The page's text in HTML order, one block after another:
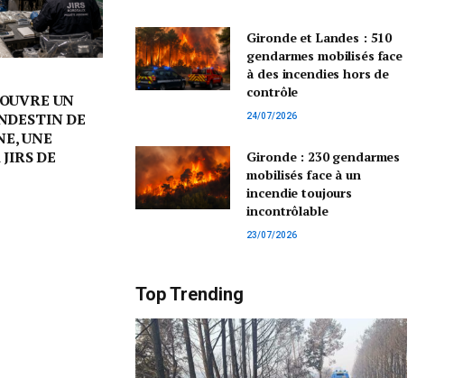
UN
DE
UNE
DE
Gironde et Landes : 510
gendarmes mobilisés face
à des incendies hors de
contrôle
24/07/2026
Gironde : 230 gendarmes
mobilisés face à un
incendie toujours
incontrôlable
23/07/2026
Top Trending